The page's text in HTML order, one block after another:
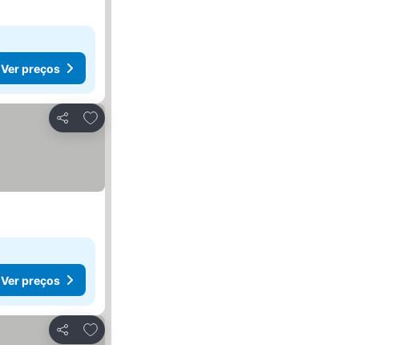
Ver preços
Partilhar
Adicionar aos favoritos
Ver preços
Partilhar
Adicionar aos favoritos